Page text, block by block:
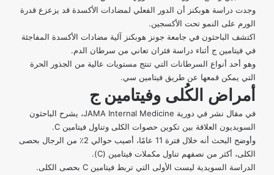
وجدت دراسة هوبكنز أن الدور الفعلي لمضادات الأكسدة قد يزعزع قدرة
الورم على النمو تحت الأكسجين.
اكتشف الباحثون في جامعة جونز هوبكنز آلية مضادات الأكسدة المفاجئة
في فيتامين ج أثناء دراسة فئران تعاني من سرطان الدم.
وهو أحد أنواع السرطانات التي تنتج مستويات عالية من الجذور الحرة
التي يمكن قمعها عن طريق فيتامين سي.
أمراض الكُلى وفيتامين ج
في مقال نشر في دورية JAMA Internal Medicine
، يشرح الباحثون
السويديون العلاقة بين تكوين حصوات الكلى وتناول فيتامين C.
وأوضح البحث أنه خلال فترة 11 عامًا، أصيب حوالي 2٪ من الرجال بحصى
الكلى، أكثر من نصفهم تناول مكملات فيتامين (C).
الدراسة السويدية ليست الأولى التي تربط فيتامين C بحصى الكلى.